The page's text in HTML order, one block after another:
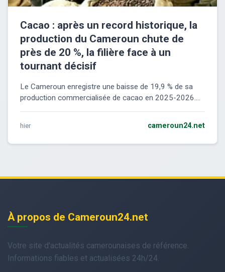
Cacao : après un record historique, la
production du Cameroun chute de
près de 20 %, la filière face à un
tournant décisif
Le Cameroun enregistre une baisse de 19,9 % de sa
production commercialisée de cacao en 2025-2026....
hier cameroun24.net
À propos de Cameroun24.net
Votre site d'actualités camerounaises de référence.
Informations fiables et actualisées 24h/24.